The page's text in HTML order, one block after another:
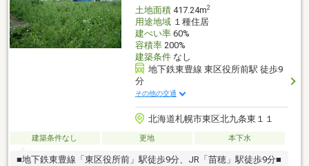
土地面積417.24m2
用途地域１種住居
建ぺい率60%
容積率200%
建築条件なし
地下鉄東豊線 東区役所前駅 徒歩9
分
その他の交通
北海道札幌市東区北九条東１１
建築条件なし 更地 本下水
■地下鉄東豊線「東区役所前」駅徒歩9分、JR「苗穂」駅徒歩9分■